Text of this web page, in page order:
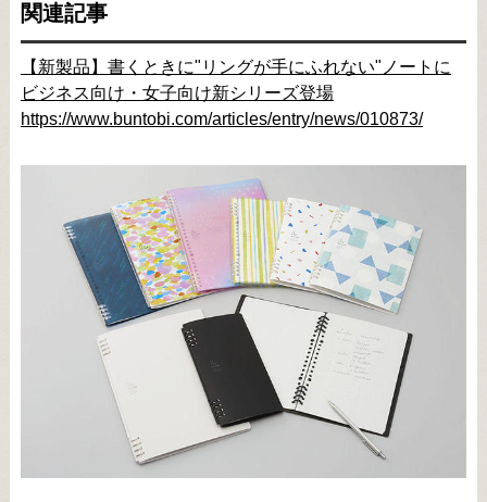
関連記事
【新製品】書くときに"リングが手にふれない"ノートに
ビジネス向け・女子向け新シリーズ登場
https://www.buntobi.com/articles/entry/news/010873/